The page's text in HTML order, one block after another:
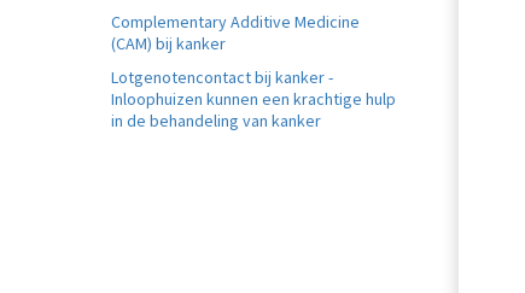
Complementary Additive Medicine
(CAM) bij kanker
Lotgenotencontact bij kanker -
Inloophuizen kunnen een krachtige hulp
in de behandeling van kanker